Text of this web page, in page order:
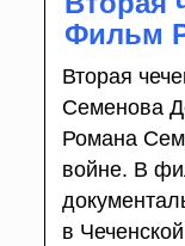
Фильм
Вторая
Семенова
Романа
войне. В
в